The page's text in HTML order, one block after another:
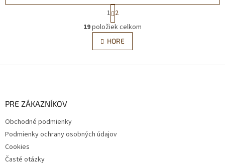
O
v
l
á
k
S
t
r
á
n
k
v
1 2
19položiek celkom
HORE
PRE ZÁKAZNÍKOV
Obchodné podmienky
Podmienky ochrany osobných údajov
Cookies
Časté otázky